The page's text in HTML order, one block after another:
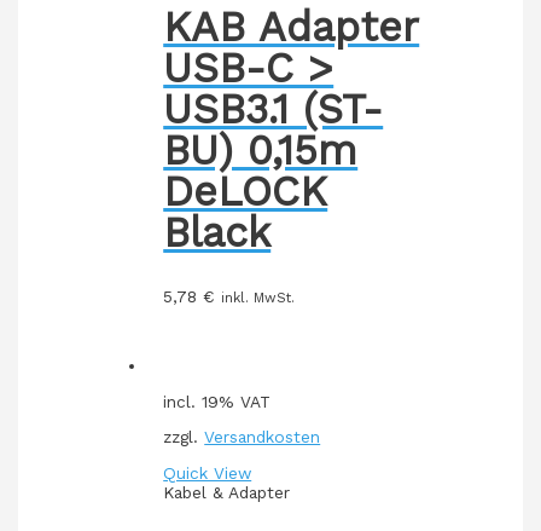
KAB Adapter
USB-C >
USB3.1 (ST-
BU) 0,15m
DeLOCK
Black
5,78€ inkl. MwSt.
incl. 19% VAT
zzgl.Versandkosten
Quick View
Kabel & Adapter